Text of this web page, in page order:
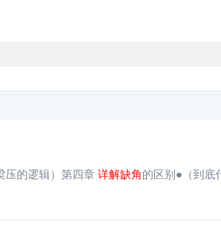
压的逻辑）第四章 详解缺角的区别●（到底